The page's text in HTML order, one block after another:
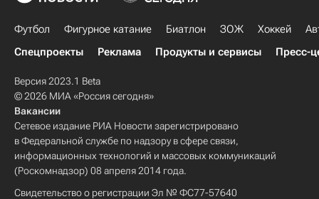
Футбол Фигурное катание Биатлон ЗОЖ Хоккей
Спецпроекты
Реклама Продукты и сервисы Пресс-
Версия 2023.1 Beta
© 2026 МИА «Россия сегодня»
Вакансии
Сетевое издание РИА Новости зарегистрировано
в Федеральной службе по надзору в сфере связи,
информационных технологий и массовых коммуникаций
(Роскомнадзор) 08 апреля 2014 года.
Свидетельство о регистрации Эл № ФС77-57640